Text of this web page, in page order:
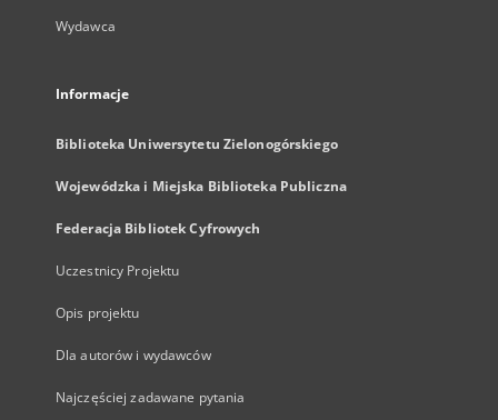
Wydawca
Informacje
Biblioteka Uniwersytetu Zielonogórskiego
Wojewódzka i Miejska Biblioteka Publiczna
Federacja Bibliotek Cyfrowych
Uczestnicy Projektu
Opis projektu
Dla autorów i wydawców
Najczęściej zadawane pytania